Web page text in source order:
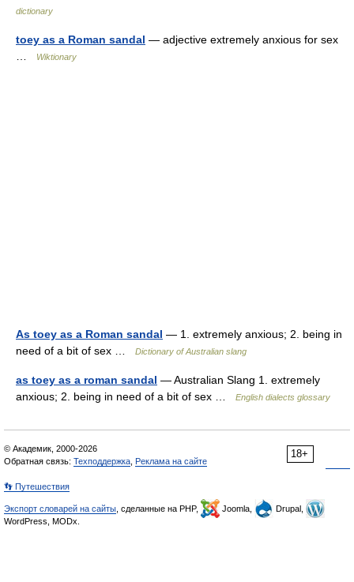
dictionary
toey as a Roman sandal — adjective extremely anxious for sex
Wiktionary
As toey as a Roman sandal — 1. extremely anxious; 2. being in
need of a bit of sex …
Dictionary of Australian slang
as toey as a roman sandal — Australian Slang 1. extremely
anxious; 2. being in need of a bit of sex …
English dialects glossary
18+
© Академик, 2000-2026
Обратная связь: Техподдержка Реклама на сайте
👣 Путешествия
Экспорт словарей на сайты , сделанные на PHP, Joomla,
Drupal,
WordPress, MODx.